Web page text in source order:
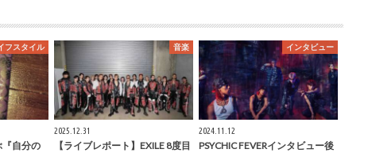
フスタイル
自分の
音楽
2025.12.31
【ライブレポート】EXILE 8度目
インタビュー
2024.11.12
PSYCHIC FEVERインタビュー後